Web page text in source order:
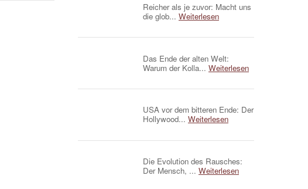
Reicher als je zuvor: Macht uns
die glob... Weiterlesen
Das Ende der alten Welt:
Warum der Kolla... Weiterlesen
USA vor dem bitteren Ende: Der
Hollywood... Weiterlesen
Die Evolution des Rausches:
Der Mensch, ... Weiterlesen